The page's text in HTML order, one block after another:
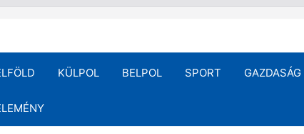
KÜLPOL BELPOL SPORT GAZDASÁG